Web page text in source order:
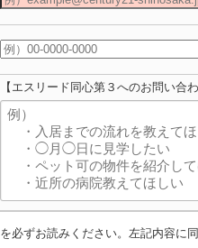
【エスリード同心第３へのお問い合わ
を必ずお読みください。左記内容に